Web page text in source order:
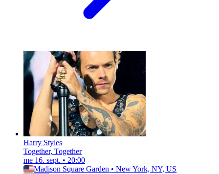
Harry Styles
Together, Together
me 16. sept. • 20:00
Madison Square Garden • New York, NY, US